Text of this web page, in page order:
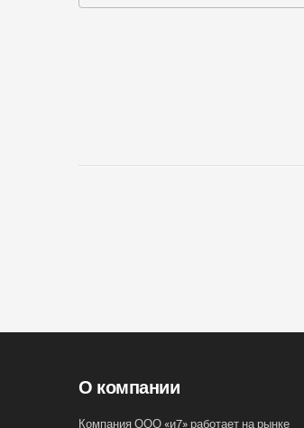
О компании
Компания ООО «и7» работает на рынке